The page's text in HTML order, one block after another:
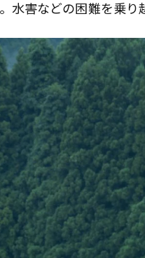
水害などの困難を乗